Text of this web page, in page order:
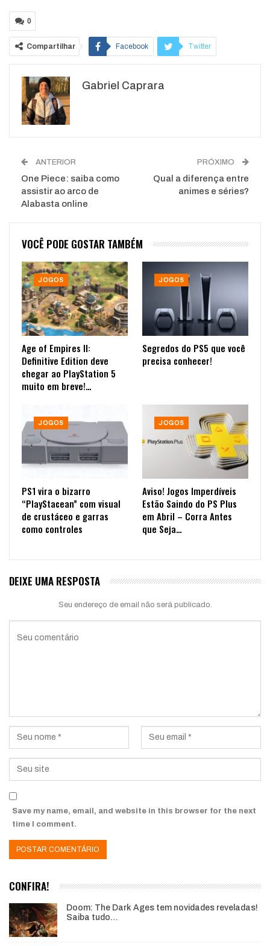
0
Compartilhar Facebook Twitter
WhatsApp
Gabriel Caprara
ANTERIOR
One Piece: saiba como
assistir ao arco de
Alabasta online
PRÓXIMO
Qual a diferença entre
animes e séries?
VOCÊ PODE GOSTAR TAMBÉM
JOGOS
Age of Empires II:
Definitive Edition deve
chegar ao PlayStation 5
muito em breve!…
JOGOS
Segredos do PS5 que você
precisa conhecer!
JOGOS
PS1 vira o bizarro
“PlayStacean” com visual
de crustáceo e garras
como controles
JOGOS
Aviso! Jogos Imperdíveis
Estão Saindo do PS Plus
em Abril – Corra Antes
que Seja…
DEIXE UMA RESPOSTA
Seu endereço de email não será publicado.
Save my name, email, and website in this browser for the next
time I comment.
CONFIRA!
Doom: The Dark Ages tem novidades reveladas!
Saiba tudo…